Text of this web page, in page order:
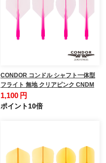
CONDOR コンドル シャフト一体型
フライト 無地 クリアピンク CNDM
1,100 円
ポイント10倍